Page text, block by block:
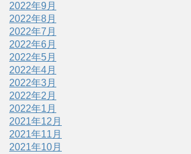
2022年9月
2022年8月
2022年7月
2022年6月
2022年5月
2022年4月
2022年3月
2022年2月
2022年1月
2021年12月
2021年11月
2021年10月